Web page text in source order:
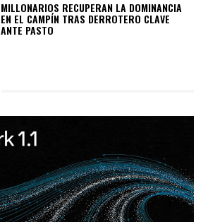
MILLONARIOS RECUPERAN LA DOMINANCIA
EN EL CAMPÍN TRAS DERROTERO CLAVE
ANTE PASTO